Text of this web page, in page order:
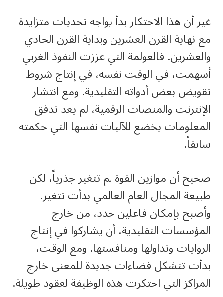
غير أن هذا الاحتكار بدأ يواجه تحديات متزايدة
مع نهاية القرن العشرين وبداية القرن الحادي
والعشرين. فالعولمة التي عززت النفوذ الغربي
أسهمت، في الوقت نفسه، في إنتاج شروط
تقويض بعض أدواته التقليدية. ومع انتشار
الإنترنت والمنصات الرقمية، لم يعد تدفق
المعلومات يخضع للآليات نفسها التي حكمته
سابقاً.
صحيح أن موازين القوة لم تتغير جذرياً، لكن
طبيعة المجال العام العالمي بدأت تتغير.
وأصبح بإمكان فاعلين جدد، من خارج
المؤسسات التقليدية، أن يشاركوا في إنتاج
الروايات وتداولها ومنافستها. ومع الوقت،
بدأت تتشكل فضاءات جديدة للمعنى خارج
المراكز التي احتكرت هذه الوظيفة لعقود طويلة.